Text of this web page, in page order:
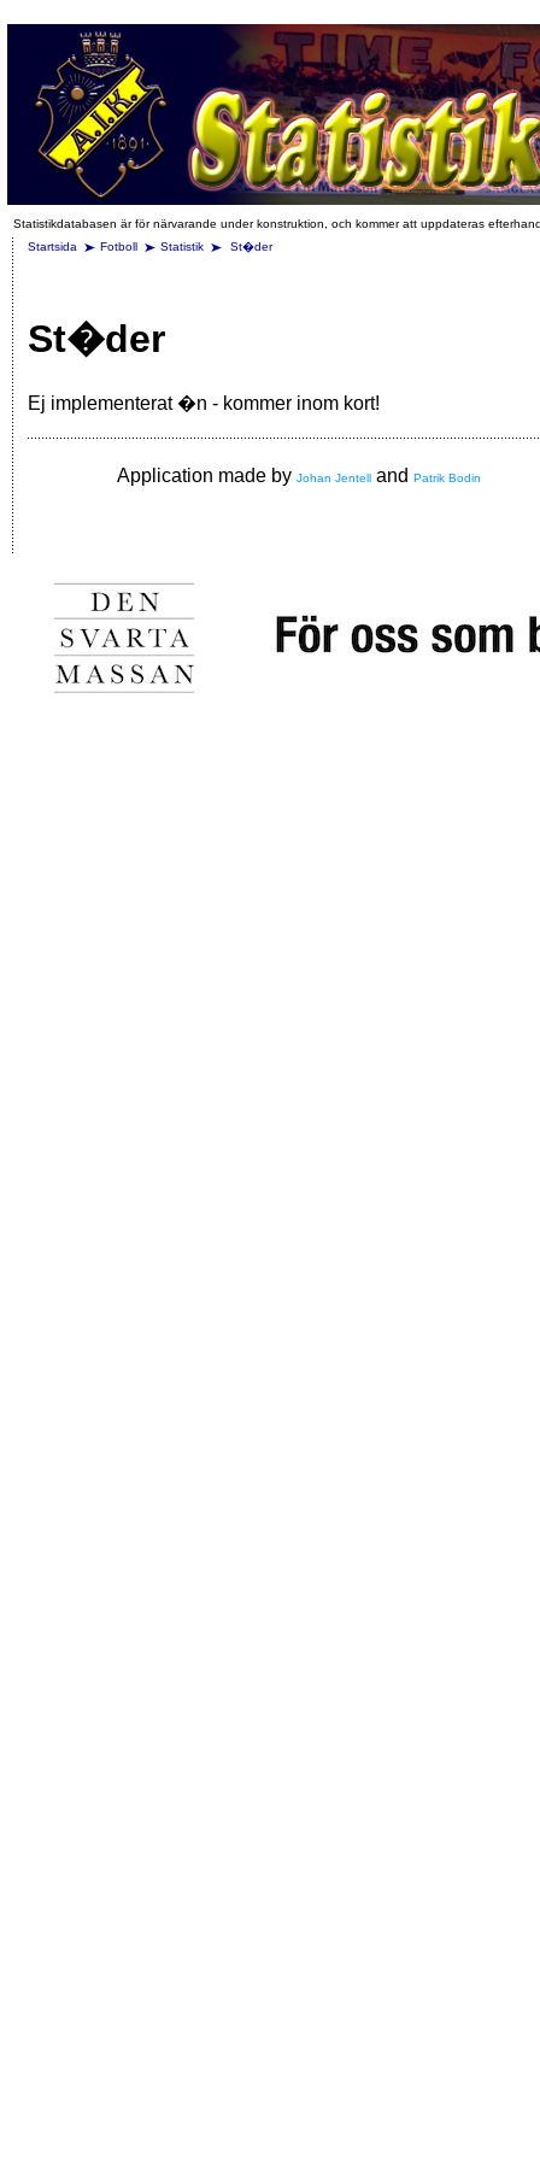
Statistikdatabasen är för närvarande under konstruktion, och kommer att uppdateras
Startsida
Fotboll Statistik St�der
St�der
Ej implementerat �n - kommer inom kort!
Application made by Johan Jentell and Patrik Bodin